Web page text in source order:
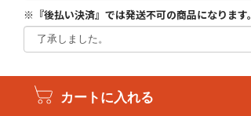
※『後払い決済』では発送不可の商品になります。
カートに入れる